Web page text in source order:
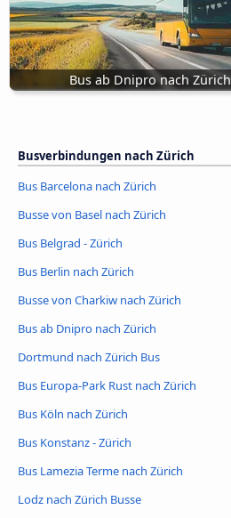
Bus ab Dnipro nach Zürich
Busverbindungen nach Zürich
Bus Barcelona nach Zürich
Busse von Basel nach Zürich
Bus Belgrad - Zürich
Bus Berlin nach Zürich
Busse von Charkiw nach Zürich
Bus ab Dnipro nach Zürich
Dortmund nach Zürich Bus
Bus Europa-Park Rust nach Zürich
Bus Köln nach Zürich
Bus Konstanz - Zürich
Bus Lamezia Terme nach Zürich
Lodz nach Zürich Busse